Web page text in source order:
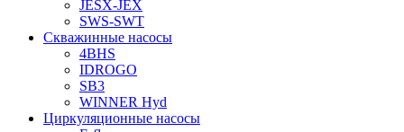
JESX-JEX
SWS-SWT
Скважинные насосы
4BHS
IDROGO
SB3
WINNER Hyd
Циркуляционные насосы